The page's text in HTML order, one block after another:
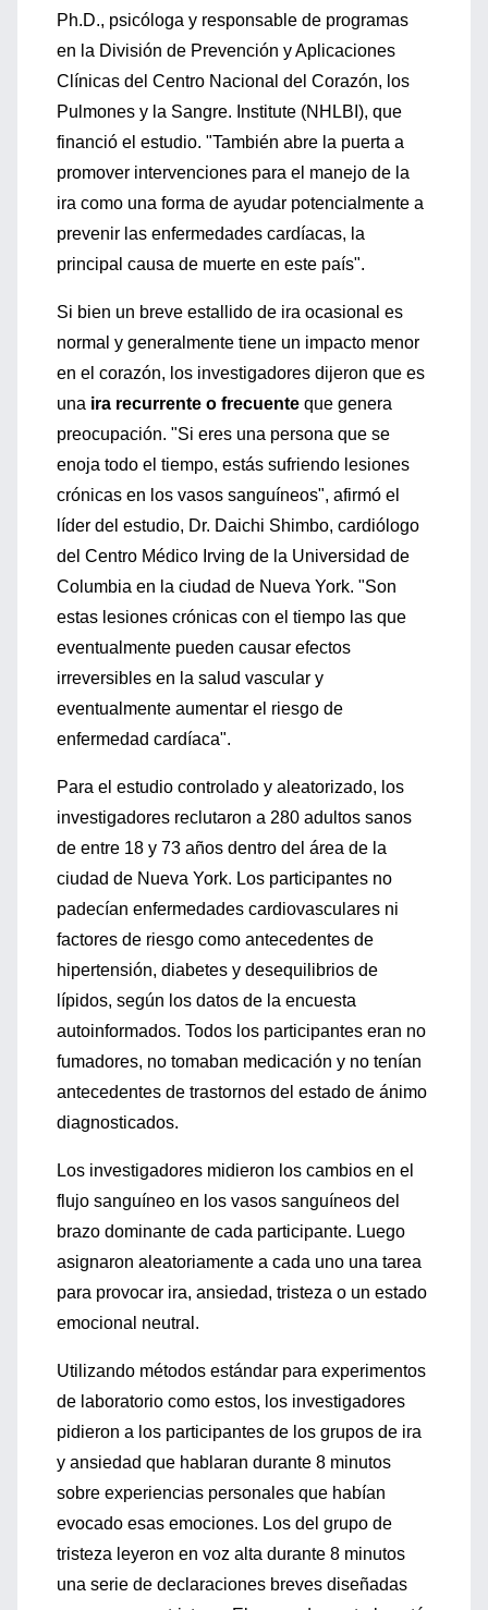
Ph.D., psicóloga y responsable de programas
en la División de Prevención y Aplicaciones
Clínicas del Centro Nacional del Corazón, los
Pulmones y la Sangre. Institute (NHLBI), que
financió el estudio. "También abre la puerta a
promover intervenciones para el manejo de la
ira como una forma de ayudar potencialmente a
prevenir las enfermedades cardíacas, la
principal causa de muerte en este país".
Si bien un breve estallido de ira ocasional es
normal y generalmente tiene un impacto menor
en el corazón, los investigadores dijeron que es
una ira recurrente o frecuente que genera
preocupación. "Si eres una persona que se
enoja todo el tiempo, estás sufriendo lesiones
crónicas en los vasos sanguíneos", afirmó el
líder del estudio, Dr. Daichi Shimbo, cardiólogo
del Centro Médico Irving de la Universidad de
Columbia en la ciudad de Nueva York. "Son
estas lesiones crónicas con el tiempo las que
eventualmente pueden causar efectos
irreversibles en la salud vascular y
eventualmente aumentar el riesgo de
enfermedad cardíaca".
Para el estudio controlado y aleatorizado, los
investigadores reclutaron a 280 adultos sanos
de entre 18 y 73 años dentro del área de la
ciudad de Nueva York. Los participantes no
padecían enfermedades cardiovasculares ni
factores de riesgo como antecedentes de
hipertensión, diabetes y desequilibrios de
lípidos, según los datos de la encuesta
autoinformados. Todos los participantes eran no
fumadores, no tomaban medicación y no tenían
antecedentes de trastornos del estado de ánimo
diagnosticados.
Los investigadores midieron los cambios en el
flujo sanguíneo en los vasos sanguíneos del
brazo dominante de cada participante. Luego
asignaron aleatoriamente a cada uno una tarea
para provocar ira, ansiedad, tristeza o un estado
emocional neutral.
Utilizando métodos estándar para experimentos
de laboratorio como estos, los investigadores
pidieron a los participantes de los grupos de ira
y ansiedad que hablaran durante 8 minutos
sobre experiencias personales que habían
evocado esas emociones. Los del grupo de
tristeza leyeron en voz alta durante 8 minutos
una serie de declaraciones breves diseñadas